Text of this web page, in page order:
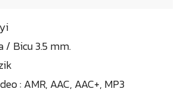
/ Bicu 3.5 mm.
: AMR, AAC, AAC+, MP3